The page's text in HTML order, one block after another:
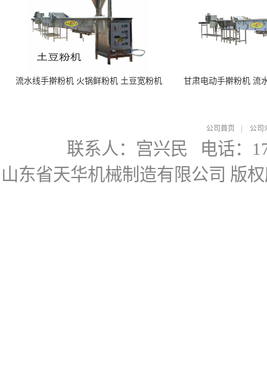
流水线手擀粉机 火锅鲜粉机 土豆宽粉机 甘肃电动手擀粉机 流
公司首页 公司
联系人：宫兴民 电话：
山东省天华机械制造有限公司 版